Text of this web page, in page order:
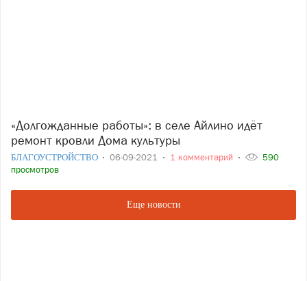
«Долгожданные работы»: в селе Айлино идёт
ремонт кровли Дома культуры
БЛАГОУСТРОЙСТВО 06-09-2021 1 комментарий
590
просмотров
Еще новости